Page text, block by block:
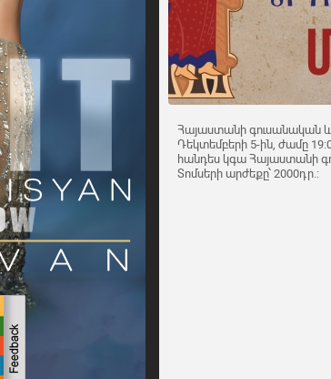
Հայաստանի գուսանական
Դեկտեմբերի 5-ին, ժամը
հանդես կգա Հայաստանի
Տոմսերի արժեքը՝ 2000դր.: